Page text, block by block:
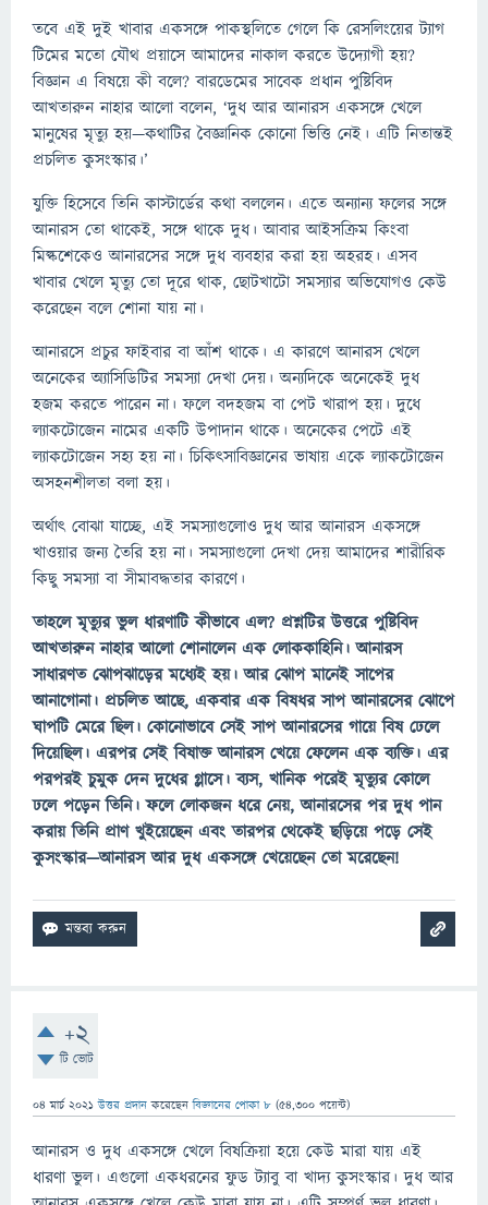
তবে এই দুই খাবার একসঙ্গে পাকস্থলিতে গেলে কি রেসলিংয়ের ট্যাগ
টিমের মতো যৌথ প্রয়াসে আমাদের নাকাল করতে উদ্যোগী হয়?
বিজ্ঞান এ বিষয়ে কী বলে? বারডেমের সাবেক প্রধান পুষ্টিবিদ
আখতারুন নাহার আলো বলেন, ‘দুধ আর আনারস একসঙ্গে খেলে
মানুষের মৃত্যু হয়—কথাটির বৈজ্ঞানিক কোনো ভিত্তি নেই। এটি নিতান্তই
প্রচলিত কুসংস্কার।’
যুক্তি হিসেবে তিনি কাস্টার্ডের কথা বললেন। এতে অন্যান্য ফলের সঙ্গে
আনারস তো থাকেই, সঙ্গে থাকে দুধ। আবার আইসক্রিম কিংবা
মিল্কশেকেও আনারসের সঙ্গে দুধ ব্যবহার করা হয় অহরহ। এসব
খাবার খেলে মৃত্যু তো দূরে থাক, ছোটখাটো সমস্যার অভিযোগও কেউ
করেছেন বলে শোনা যায় না।
আনারসে প্রচুর ফাইবার বা আঁশ থাকে। এ কারণে আনারস খেলে
অনেকের অ্যাসিডিটির সমস্যা দেখা দেয়। অন্যদিকে অনেকেই দুধ
হজম করতে পারেন না। ফলে বদহজম বা পেট খারাপ হয়। দুধে
ল্যাকটোজেন নামের একটি উপাদান থাকে। অনেকের পেটে এই
ল্যাকটোজেন সহ্য হয় না। চিকিৎসাবিজ্ঞানের ভাষায় একে ল্যাকটোজেন
অসহনশীলতা বলা হয়।
অর্থাৎ বোঝা যাচ্ছে, এই সমস্যাগুলোও দুধ আর আনারস একসঙ্গে
খাওয়ার জন্য তৈরি হয় না। সমস্যাগুলো দেখা দেয় আমাদের শারীরিক
কিছু সমস্যা বা সীমাবদ্ধতার কারণে।
তাহলে মৃত্যুর ভুল ধারণাটি কীভাবে এল? প্রশ্নটির উত্তরে পুষ্টিবিদ
আখতারুন নাহার আলো শোনালেন এক লোককাহিনি। আনারস
সাধারণত ঝোপঝাড়ের মধ্যেই হয়। আর ঝোপ মানেই সাপের
আনাগোনা। প্রচলিত আছে, একবার এক বিষধর সাপ আনারসের ঝোপে
ঘাপটি মেরে ছিল। কোনোভাবে সেই সাপ আনারসের গায়ে বিষ ঢেলে
দিয়েছিল। এরপর সেই বিষাক্ত আনারস খেয়ে ফেলেন এক ব্যক্তি। এর
পরপরই চুমুক দেন দুধের গ্লাসে। ব্যস, খানিক পরেই মৃত্যুর কোলে
ঢলে পড়েন তিনি। ফলে লোকজন ধরে নেয়, আনারসের পর দুধ পান
করায় তিনি প্রাণ খুইয়েছেন এবং তারপর থেকেই ছড়িয়ে পড়ে সেই
কুসংস্কার—আনারস আর দুধ একসঙ্গে খেয়েছেন তো মরেছেন!
+2
টি ভোট
04 মার্চ 2021 উত্তর প্রদান করেছেনবিজ্ঞানের পোকা ৮ (54,300 পয়েন্ট)
আনারস ও দুধ একসঙ্গে খেলে বিষক্রিয়া হয়ে কেউ মারা যায় এই
ধারণা ভুল। এগুলো একধরনের ফুড ট্যাবু বা খাদ্য কুসংস্কার। দুধ আর